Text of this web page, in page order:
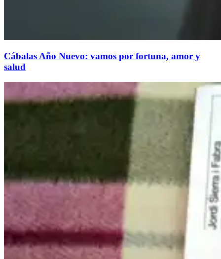
Cábalas Año Nuevo: vamos por fortuna, amor y
salud